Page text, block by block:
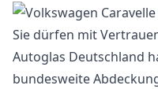
Sie dürfen mit
Autoglas Deutschland
bundesweite